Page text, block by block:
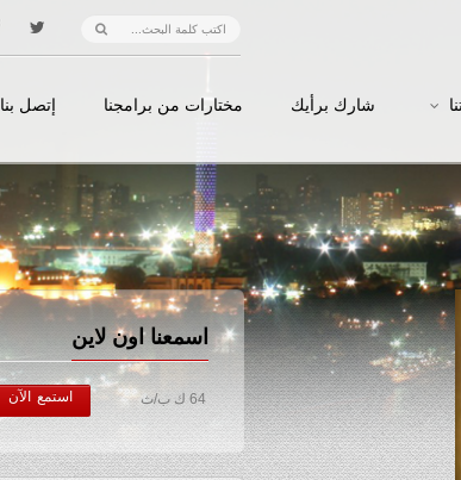
شارك برأيك مختارات من برامجنا إتصل بنا
اسمعنا اون لاين
64 ك ب/ث استمع الآن